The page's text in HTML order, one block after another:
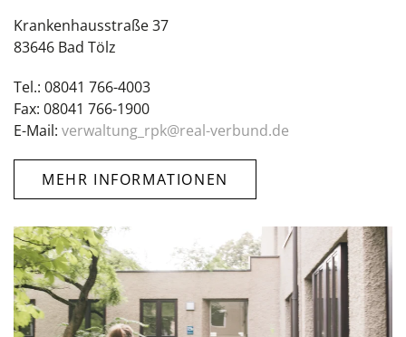
Krankenhausstraße 37
83646 Bad Tölz
Tel.: 08041 766-4003
Fax: 08041 766-1900
E-Mail: verwaltung_rpk@real-verbund.de
MEHR INFORMATIONEN